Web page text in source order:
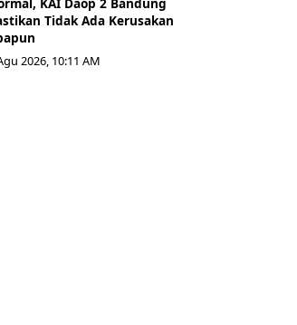
Tidak Ada Kerusakan
2026, 10:11 AM